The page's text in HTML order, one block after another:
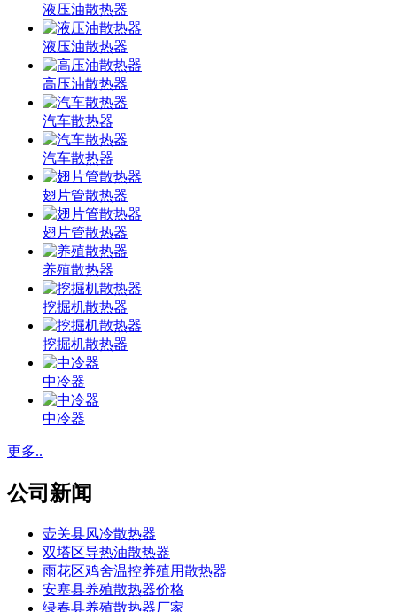
液压油散热器
液压油散热器
高压油散热器
汽车散热器
汽车散热器
翅片管散热器
翅片管散热器
养殖散热器
挖掘机散热器
挖掘机散热器
中冷器
中冷器
更多..
公司新闻
壶关县风冷散热器
双塔区导热油散热器
雨花区鸡舍温控养殖用散热器
安塞县养殖散热器价格
绿春县养殖散热器厂家